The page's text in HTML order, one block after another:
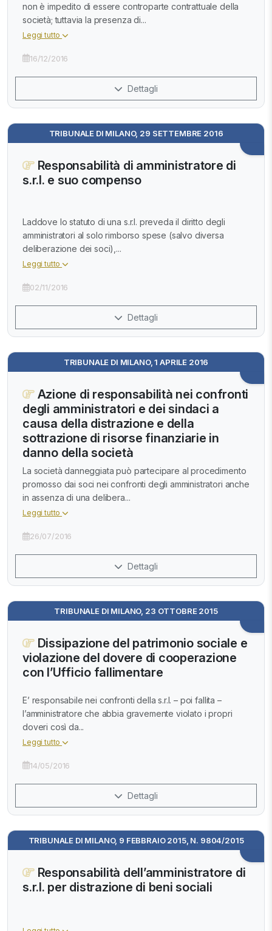
non è impedito di essere controparte contrattuale della
società; tuttavia la presenza di...
Leggi tutto
16/12/2016
Dettagli
TRIBUNALE DI MILANO, 29 SETTEMBRE 2016
Responsabilità di amministratore di
s.r.l. e suo compenso
Laddove lo statuto di una s.r.l. preveda il diritto degli
amministratori al solo rimborso spese (salvo diversa
deliberazione dei soci),...
Leggi tutto
02/11/2016
Dettagli
TRIBUNALE DI MILANO, 1 APRILE 2016
Azione di responsabilità nei confronti
degli amministratori e dei sindaci a
causa della distrazione e della
sottrazione di risorse finanziarie in
danno della società
La società danneggiata può partecipare al procedimento
promosso dai soci nei confronti degli amministratori anche
in assenza di una delibera...
Leggi tutto
26/07/2016
Dettagli
TRIBUNALE DI MILANO, 23 OTTOBRE 2015
Dissipazione del patrimonio sociale e
violazione del dovere di cooperazione
con l’Ufficio fallimentare
E’ responsabile nei confronti della s.r.l. – poi fallita –
l’amministratore che abbia gravemente violato i propri
doveri così da...
Leggi tutto
14/05/2016
Dettagli
TRIBUNALE DI MILANO, 9 FEBBRAIO 2015, N. 9804/2015
Responsabilità dell’amministratore di
s.r.l. per distrazione di beni sociali